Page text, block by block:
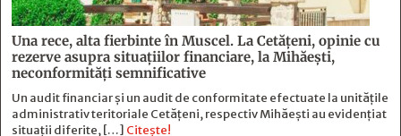
Una rece, alta fierbinte în Muscel. La Cetăţeni, opinie cu
rezerve asupra situaţiilor financiare, la Mihăeşti,
neconformităţi semnificative
Un audit financiar și un audit de conformitate efectuate la unitățile
administrativ teritoriale Cetățeni, respectiv Mihăești au evidențiat
situații diferite, […] Citește!